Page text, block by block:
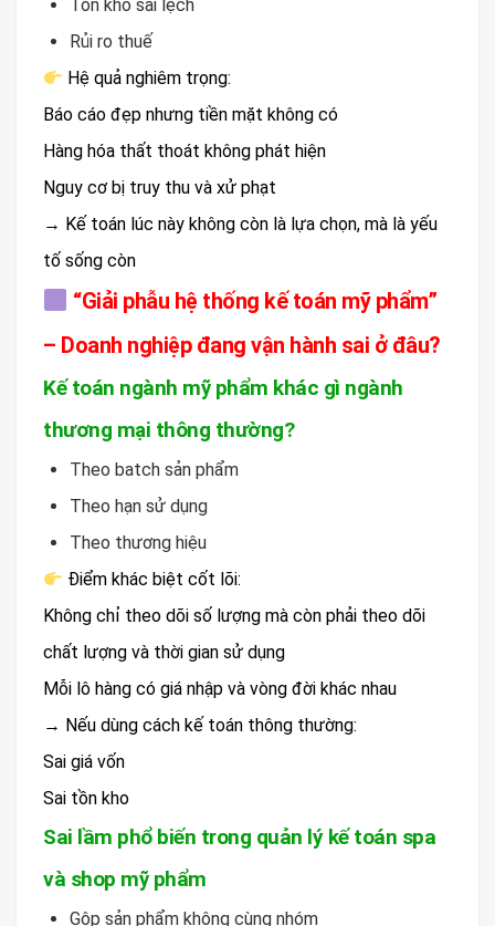
Tồn kho sai lệch
Rủi ro thuế
Hệ quả nghiêm trọng:
Báo cáo đẹp nhưng tiền mặt không có
Hàng hóa thất thoát không phát hiện
Nguy cơ bị truy thu và xử phạt
→ Kế toán lúc này không còn là lựa chọn, mà là yếu
tố sống còn
“Giải phẫu hệ thống kế toán mỹ phẩm”
– Doanh nghiệp đang vận hành sai ở đâu?
Kế toán ngành mỹ phẩm khác gì ngành
thương mại thông thường?
Theo batch sản phẩm
Theo hạn sử dụng
Theo thương hiệu
Điểm khác biệt cốt lõi:
Không chỉ theo dõi số lượng mà còn phải theo dõi
chất lượng và thời gian sử dụng
Mỗi lô hàng có giá nhập và vòng đời khác nhau
→ Nếu dùng cách kế toán thông thường:
Sai giá vốn
Sai tồn kho
Sai lầm phổ biến trong quản lý kế toán spa
và shop mỹ phẩm
Gộp sản phẩm không cùng nhóm